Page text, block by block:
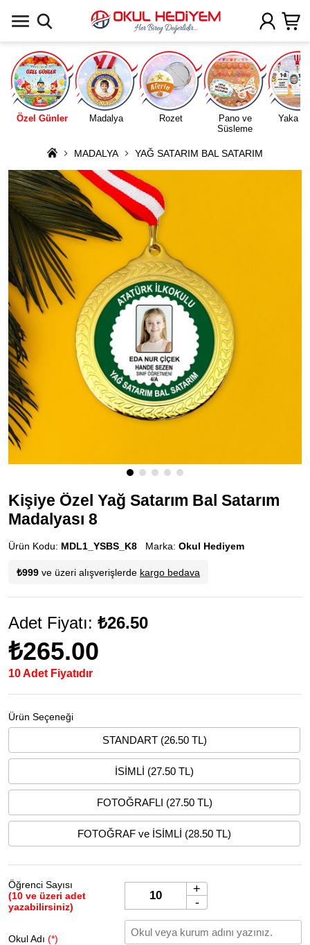
Özel Günler Madalya Rozet
Pano ve
Süsleme
Yaka
MADALYA YAĞ SATARIM BAL SATARIM
Kişiye Özel Yağ Satarım Bal Satarım
Madalyası 8
Ürün Kodu: MDL1_YSBS_K8 Marka: Okul Hediyem
₺999 ve üzeri alışverişlerde kargo bedava
Adet Fiyatı: ₺26.50
₺265.00
10 Adet Fiyatıdır
Ürün Seçeneği
STANDART (26.50 TL)
İSİMLİ (27.50 TL)
FOTOĞRAFLI (27.50 TL)
FOTOĞRAF ve İSİMLİ (28.50 TL)
Öğrenci Sayısı
(10 ve üzeri adet
yazabilirsiniz)
+
-
Okul Adı (*)
Uygulamada Aç